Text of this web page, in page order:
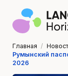
Главная /
Румынский
2026